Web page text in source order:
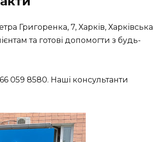
Григоренка, 7, Харків, Харківська
та готові допомогти з будь-
059 8580. Наші консультанти